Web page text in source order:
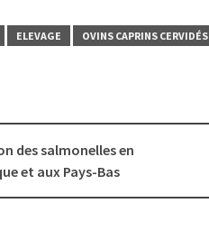
ELEVAGE OVINS CAPRINS CERVIDÉS
des salmonelles en
et aux Pays-Bas